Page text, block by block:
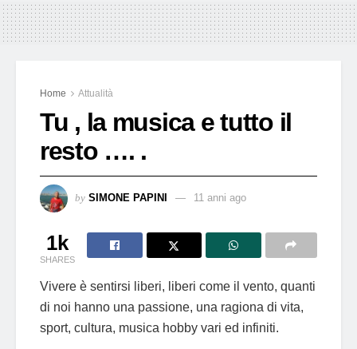
Home Attualità
Tu , la musica e tutto il
resto …. .
by SIMONE PAPINI 11 anni ago
1k
SHARES
Vivere è sentirsi liberi, liberi come il vento, quanti
di noi hanno una passione, una ragiona di vita,
sport, cultura, musica hobby vari ed infiniti.